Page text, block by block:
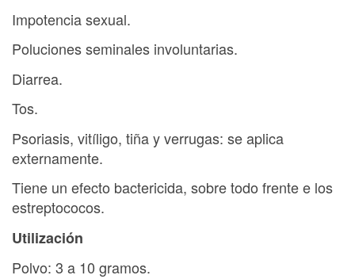
Impotencia sexual.
Poluciones seminales involuntarias.
Diarrea.
Tos.
Psoriasis, vitíligo, tiña y verrugas: se aplica
externamente.
Tiene un efecto bactericida, sobre todo frente e los
estreptococos.
Utilización
Polvo: 3 a 10 gramos.